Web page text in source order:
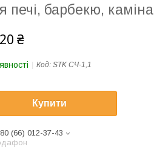
печі, барбекю, каміна
₴
Код: STK CЧ-1,1
Купити
(66) 012-37-43